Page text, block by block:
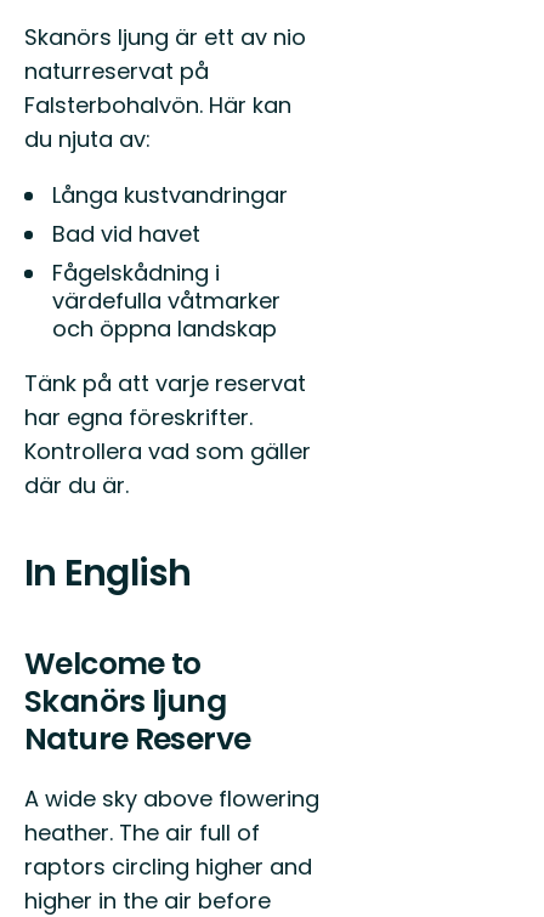
Skanörs ljung är ett av nio
naturreservat på
Falsterbohalvön. Här kan
du njuta av:
Långa kustvandringar
Bad vid havet
Fågelskådning i
värdefulla våtmarker
och öppna landskap
Tänk på att varje reservat
har egna föreskrifter.
Kontrollera vad som gäller
där du är.
In English
Welcome to
Skanörs ljung
Nature Reserve
A wide sky above flowering
heather. The air full of
raptors circling higher and
higher in the air before